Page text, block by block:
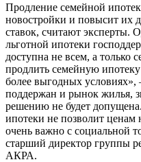
Продление семейной
новостройки и повысит их
ставок, считают эксперты.
льготной ипотеки
доступна не всем, а только
продлить семейную
более выгодных
поддержан и рынок жилья,
решению не будет
ипотеки не позволит ценам
очень важно с социальной
старший директор группы
АКРА.